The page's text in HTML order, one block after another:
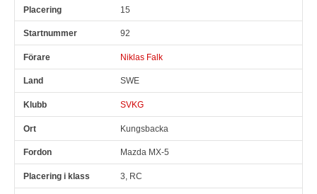
15
92
Niklas Falk
SWE
SVKG
Kungsbacka
Mazda MX-5
3, RC